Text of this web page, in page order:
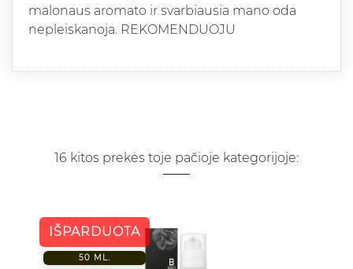
malonaus aromato ir svarbiausia mano oda
nepleiskanoja. REKOMENDUOJU
16 kitos prekės toje pačioje kategorijoje:
IŠPARDUOTA
50 ML.